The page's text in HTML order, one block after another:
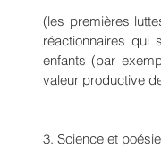
(les premières
réactionnaires qui
enfants (par
valeur productive
3. Science et poésie